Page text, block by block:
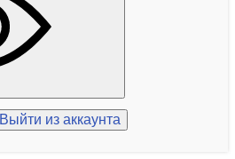
Выйти из аккаунта